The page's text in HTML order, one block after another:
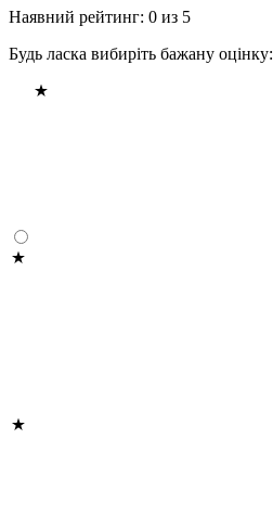
Наявний рейтинг: 0 из 5
Будь ласка вибиріть бажану оцінку: